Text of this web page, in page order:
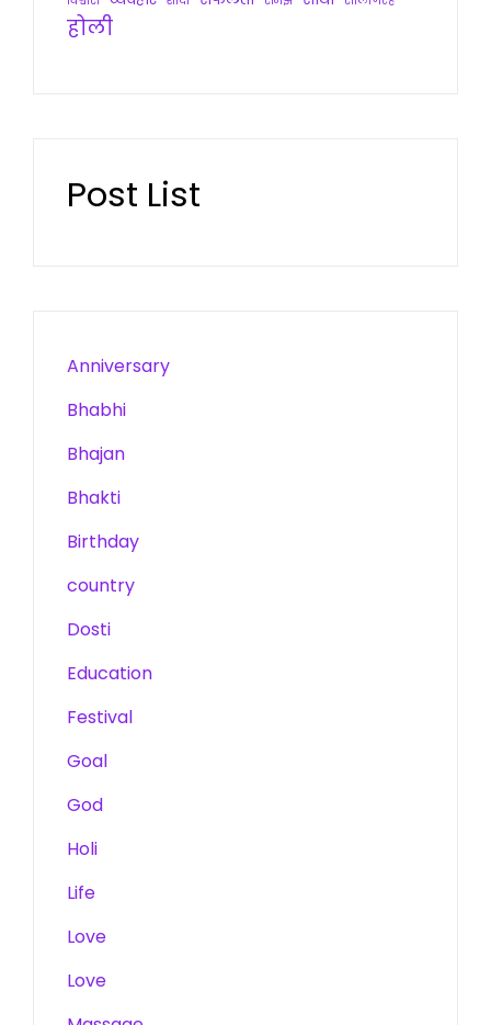
होली
Post List
Anniversary
Bhabhi
Bhajan
Bhakti
Birthday
country
Dosti
Education
Festival
Goal
God
Holi
Life
Love
Love